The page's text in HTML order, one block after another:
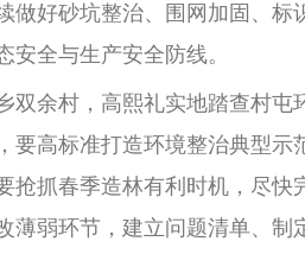
做好砂坑整治、围网加固、
安全与生产安全防线。
余村，高熙礼实地踏查村屯
要高标准打造环境整治典型
抢抓春季造林有利时机，尽
薄弱环节，建立问题清单、